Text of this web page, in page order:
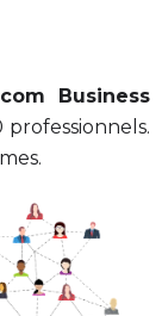
Business